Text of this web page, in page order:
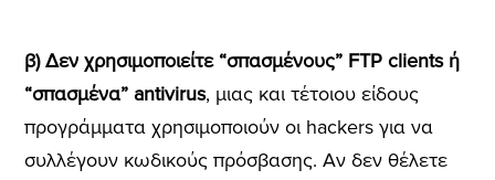
β) Δεν χρησιμοποιείτε “σπασμένους” FTP clients ή
“σπασμένα” antivirus, μιας και τέτοιου είδους
προγράμματα χρησιμοποιούν οι hackers για να
συλλέγουν κωδικούς πρόσβασης. Αν δεν θέλετε